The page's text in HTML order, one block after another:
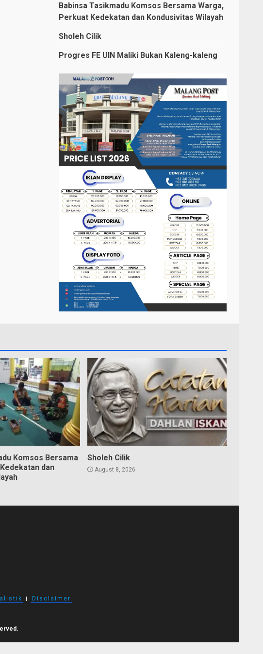
Babinsa Tasikmadu Komsos Bersama Warga,
Perkuat Kedekatan dan Kondusivitas Wilayah
Sholeh Cilik
Progres FE UIN Maliki Bukan Kaleng-kaleng
Komsos Bersama
dan
Sholeh Cilik
August 8, 2026
I Disclaimer